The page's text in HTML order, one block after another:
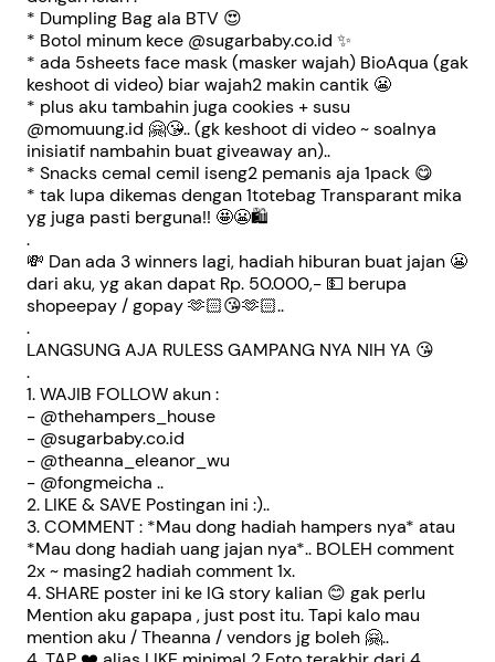
* Dumpling Bag ala BTV 😍
* Botol minum kece @sugarbaby.co.id ✨
* ada 5sheets face mask (masker wajah) BioAqua (gak
keshoot di video) biar wajah2 makin cantik 😬
* plus aku tambahin juga cookies + susu
@momuung.id 🤗😘.. (gk keshoot di video ~ soalnya
inisiatif nambahin buat giveaway an)..
* Snacks cemal cemil iseng2 pemanis aja 1pack 😋
* tak lupa dikemas dengan 1totebag Transparant mika
yg juga pasti berguna!! 🤩😬🛍️
.
💸 Dan ada 3 winners lagi, hadiah hiburan buat jajan 😬
dari aku, yg akan dapat Rp. 50.000,- 💵 berupa
shopeepay / gopay 🫶🏻😘🫶🏻..
.
LANGSUNG AJA RULESS GAMPANG NYA NIH YA 😘
.
1. WAJIB FOLLOW akun :
- @thehampers_house
- @sugarbaby.co.id
- @theanna_eleanor_wu
- @fongmeicha ..
2. LIKE & SAVE Postingan ini :)..
3. COMMENT : *Mau dong hadiah hampers nya* atau
*Mau dong hadiah uang jajan nya*.. BOLEH comment
2x ~ masing2 hadiah comment 1x.
4. SHARE poster ini ke IG story kalian 😊 gak perlu
Mention aku gapapa , just post itu. Tapi kalo mau
mention aku / Theanna / vendors jg boleh 🤗..